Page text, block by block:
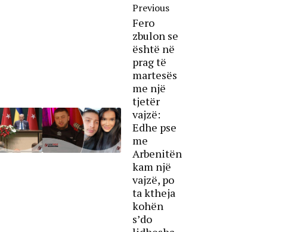
Previous
Fero
zbulon se
është në
prag të
martesës
me një
tjetër
vajzë:
Edhe pse
me
Arbenitën
kam një
vajzë, po
ta ktheja
kohën
s’do